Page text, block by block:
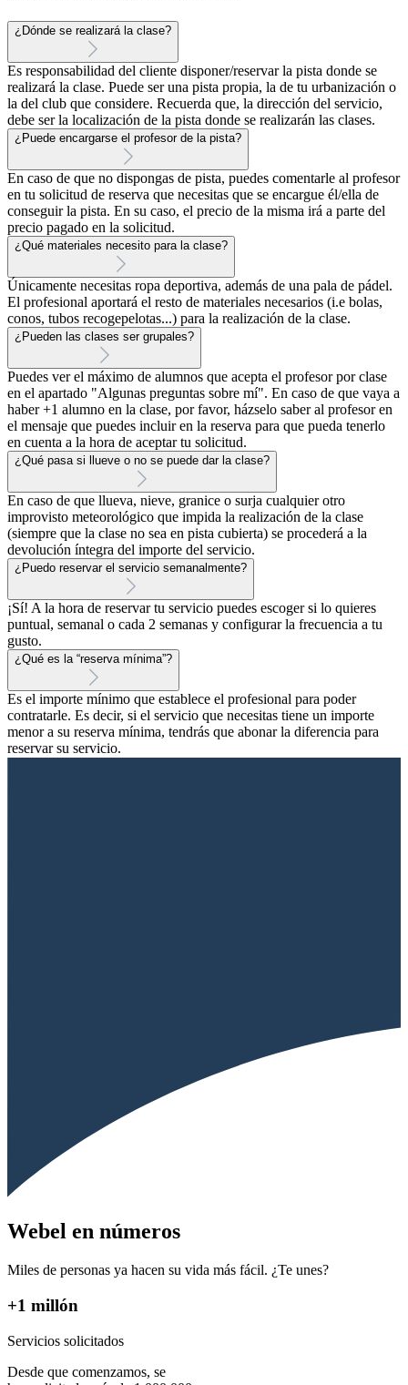
¿Dónde se realizará la clase?
Es responsabilidad del cliente disponer/reservar la pista donde se
realizará la clase. Puede ser una pista propia, la de tu urbanización o
la del club que considere. Recuerda que, la dirección del servicio,
debe ser la localización de la pista donde se realizarán las clases.
¿Puede encargarse el profesor de la pista?
En caso de que no dispongas de pista, puedes comentarle al profesor
en tu solicitud de reserva que necesitas que se encargue él/ella de
conseguir la pista. En su caso, el precio de la misma irá a parte del
precio pagado en la solicitud.
¿Qué materiales necesito para la clase?
Únicamente necesitas ropa deportiva, además de una pala de pádel.
El profesional aportará el resto de materiales necesarios (i.e bolas,
conos, tubos recogepelotas...) para la realización de la clase.
¿Pueden las clases ser grupales?
Puedes ver el máximo de alumnos que acepta el profesor por clase
en el apartado "Algunas preguntas sobre mí". En caso de que vaya a
haber +1 alumno en la clase, por favor, házselo saber al profesor en
el mensaje que puedes incluir en la reserva para que pueda tenerlo
en cuenta a la hora de aceptar tu solicitud.
¿Qué pasa si llueve o no se puede dar la clase?
En caso de que llueva, nieve, granice o surja cualquier otro
improvisto meteorológico que impida la realización de la clase
(siempre que la clase no sea en pista cubierta) se procederá a la
devolución íntegra del importe del servicio.
¿Puedo reservar el servicio semanalmente?
¡Sí! A la hora de reservar tu servicio puedes escoger si lo quieres
puntual, semanal o cada 2 semanas y configurar la frecuencia a tu
gusto.
¿Qué es la “reserva mínima”?
Es el importe mínimo que establece el profesional para poder
contratarle. Es decir, si el servicio que necesitas tiene un importe
menor a su reserva mínima, tendrás que abonar la diferencia para
reservar su servicio.
Webel en números
Miles de personas ya hacen su vida más fácil. ¿Te unes?
+1 millón
Servicios solicitados
Desde que comenzamos, se